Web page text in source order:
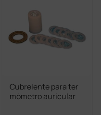
Cubrelente para ter
mómetro auricular